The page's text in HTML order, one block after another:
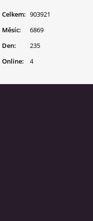
Online: 4
Celkem: 903921
Měsíc:
6869
Den:
235